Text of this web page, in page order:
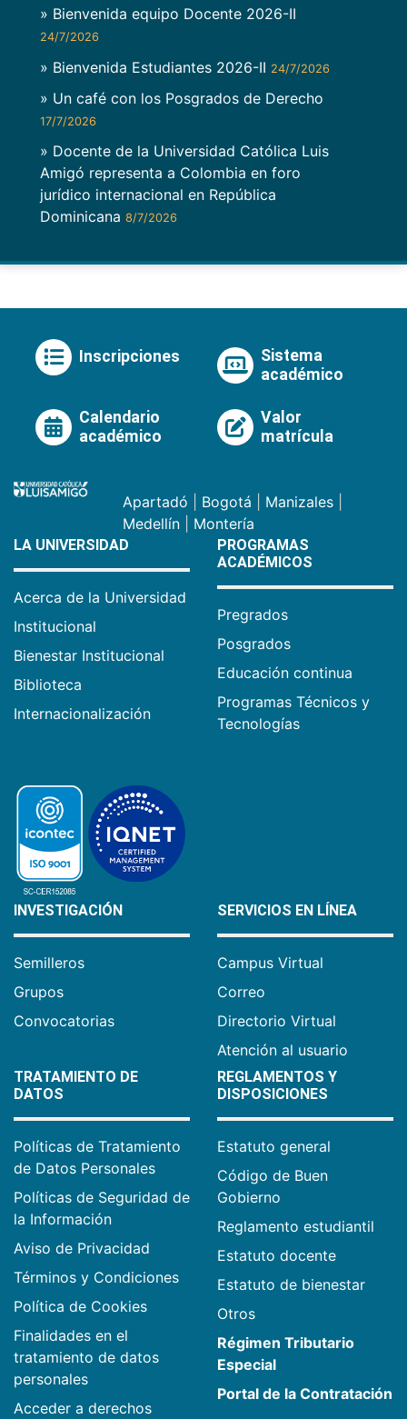
» Bienvenida equipo Docente 2026-II
24/7/2026
» Bienvenida Estudiantes 2026-II 24/7/2026
» Un café con los Posgrados de Derecho
17/7/2026
» Docente de la Universidad Católica Luis
Amigó representa a Colombia en foro
jurídico internacional en República
Dominicana 8/7/2026
Inscripciones
Sistema
académico
Calendario
académico
Valor
matrícula
Apartadó Bogotá Manizales
Medellín
Montería
LA UNIVERSIDAD
Acerca de la Universidad
Institucional
Bienestar Institucional
Biblioteca
Internacionalización
PROGRAMAS
ACADÉMICOS
Pregrados
Posgrados
Educación continua
Programas Técnicos y
Tecnologías
INVESTIGACIÓN
Semilleros
Grupos
Convocatorias
SERVICIOS EN LÍNEA
Campus Virtual
Correo
Directorio Virtual
Atención al usuario
TRATAMIENTO DE
DATOS
Políticas de Tratamiento
de Datos Personales
Políticas de Seguridad de
la Información
Aviso de Privacidad
Términos y Condiciones
Política de Cookies
Finalidades en el
tratamiento de datos
personales
Acceder a derechos
REGLAMENTOS Y
DISPOSICIONES
Estatuto general
Código de Buen
Gobierno
Reglamento estudiantil
Estatuto docente
Estatuto de bienestar
Otros
Régimen Tributario
Especial
Portal de la Contratación